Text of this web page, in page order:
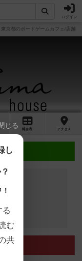
ログイン
東京都のボードゲームカフェ/店舗
料金 表 アクセス
じる
し
む
共